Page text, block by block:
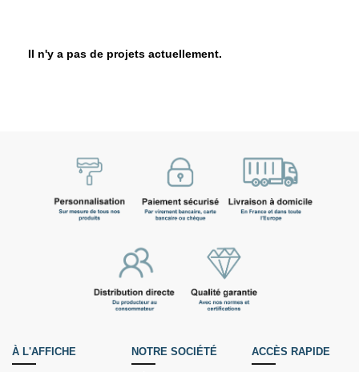
Il n'y a pas de projets actuellement.
À L'AFFICHE NOTRE SOCIÉTÉ ACCÈS RAPIDE